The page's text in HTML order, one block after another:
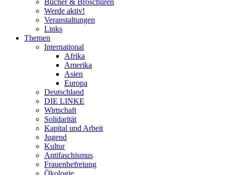
Bücher & Broschüren
Werde aktiv!
Veranstaltungen
Links
Themen
International
Afrika
Amerika
Asien
Europa
Deutschland
DIE LINKE
Wirtschaft
Solidarität
Kapital und Arbeit
Jugend
Kultur
Antifaschismus
Frauenbefreiung
Ökologie